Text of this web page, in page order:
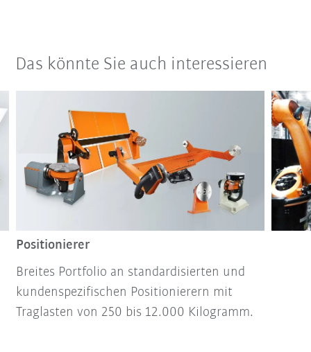
Das könnte Sie auch interessieren
Positionierer
Breites Portfolio an standardisierten und
kundenspezifischen Positionierern mit
Traglasten von 250 bis 12.000 Kilogramm.